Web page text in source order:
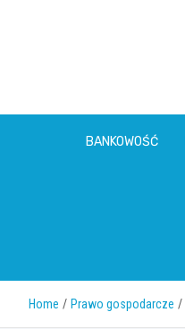
BANKOWOŚĆ
Home Prawo gospodarcze